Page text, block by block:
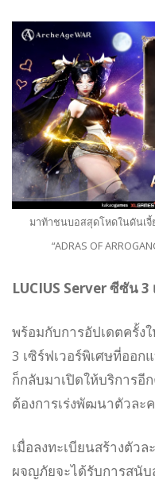
มาท้าชนบอสสุดโหดในดันเจี้ย
“ADRAS OF
LUCIUS Server ซีซัน 3
พร้อมกับการอัปเดตครั้ง
3 เซิร์ฟเวอร์พิเศษที่ออก
ก็กลับมาเปิดให้บริการอี
ต้องการเร่งพัฒนาตัวละ
เมื่อลงทะเบียนสร้างตัว
ผจญภัยจะได้รับการสนั